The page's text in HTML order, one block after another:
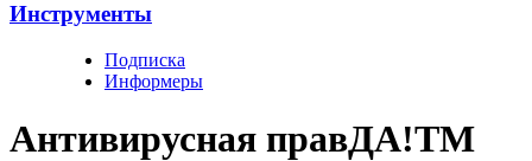
Инструменты
Подписка
Информеры
Антивирусная правДА!TM